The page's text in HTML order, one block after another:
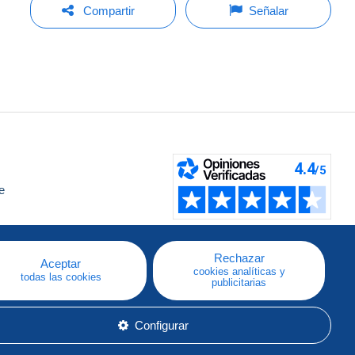
Compartir Señalar
Aceptar
todas las cookies
Rechazar
cookies analíticas y
publicitarias
Configurar